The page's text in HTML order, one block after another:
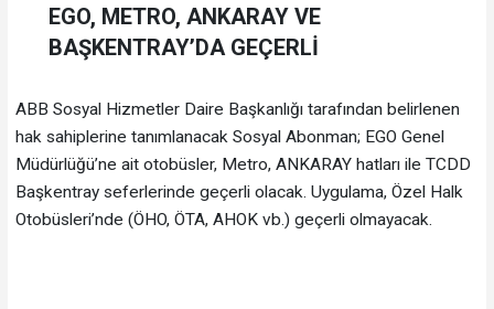
EGO, METRO, ANKARAY VE
BAŞKENTRAY’DA GEÇERLİ
ABB Sosyal Hizmetler Daire Başkanlığı tarafından belirlenen
hak sahiplerine tanımlanacak Sosyal Abonman; EGO Genel
Müdürlüğü’ne ait otobüsler, Metro, ANKARAY hatları ile TCDD
Başkentray seferlerinde geçerli olacak. Uygulama, Özel Halk
Otobüsleri’nde (ÖHO, ÖTA, AHOK vb.) geçerli olmayacak.